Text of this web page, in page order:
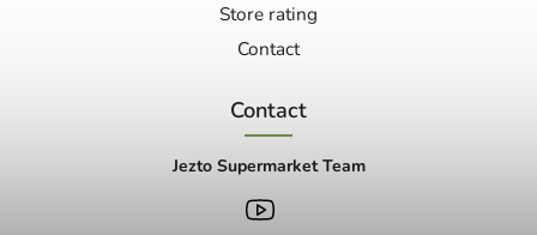
Store rating
Contact
Contact
Jezto Supermarket Team